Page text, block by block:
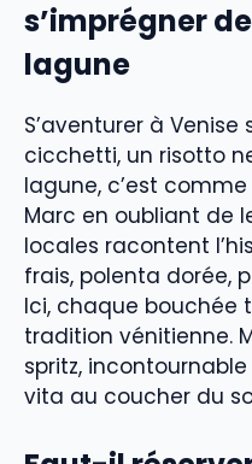
s’imprégner
lagune
S’aventurer à
cicchetti, un risotto
lagune, c’est
Marc en oubliant de
locales racontent
frais, polenta dorée,
Ici, chaque
tradition vénitienne.
spritz,
vita au coucher du